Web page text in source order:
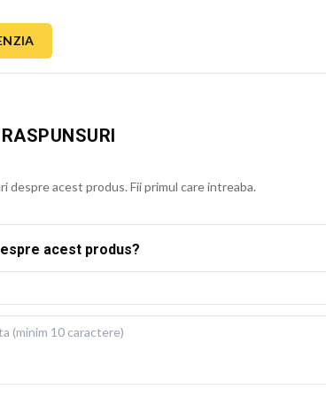
despre acest produs. Fii primul care intreaba.
acest produs?